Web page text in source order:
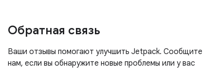
Обратная связь
Ваши отзывы помогают улучшить Jetpack. Сообщите
нам, если вы обнаружите новые проблемы или у вас